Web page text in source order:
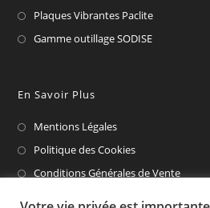
Plaques Vibrantes Paclite
Gamme outillage SODISE
En Savoir Plus
Mentions Légales
Politique des Cookies
Conditions Générales de Vente